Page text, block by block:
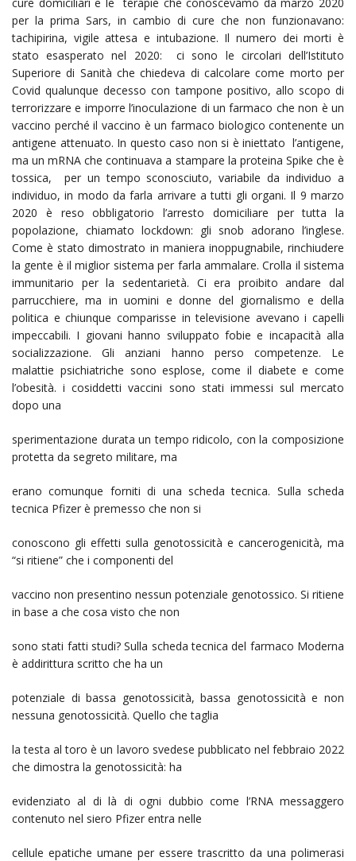
per la prima Sars, in cambio di cure che non funzionavano:
tachipirina, vigile attesa e intubazione. Il numero dei morti è
stato esasperato nel 2020: ci sono le circolari dell’Istituto
Superiore di Sanità che chiedeva di calcolare come morto per
Covid qualunque decesso con tampone positivo, allo scopo di
terrorizzare e imporre l’inoculazione di un farmaco che non è un
vaccino perché il vaccino è un farmaco biologico contenente un
antigene attenuato. In questo caso non si è iniettato l’antigene,
ma un mRNA che continuava a stampare la proteina Spike che è
tossica, per un tempo sconosciuto, variabile da individuo a
individuo, in modo da farla arrivare a tutti gli organi. Il 9 marzo
2020 è reso obbligatorio l’arresto domiciliare per tutta la
popolazione, chiamato lockdown: gli snob adorano l’inglese.
Come è stato dimostrato in maniera inoppugnabile, rinchiudere
la gente è il miglior sistema per farla ammalare. Crolla il sistema
immunitario per la sedentarietà. Ci era proibito andare dal
parrucchiere, ma in uomini e donne del giornalismo e della
politica e chiunque comparisse in televisione avevano i capelli
impeccabili. I giovani hanno sviluppato fobie e incapacità alla
socializzazione. Gli anziani hanno perso competenze. Le
malattie psichiatriche sono esplose, come il diabete e come
l’obesità. i cosiddetti vaccini sono stati immessi sul mercato
dopo una
sperimentazione durata un tempo ridicolo, con la composizione
protetta da segreto militare, ma
erano comunque forniti di una scheda tecnica. Sulla scheda
tecnica Pfizer è premesso che non si
conoscono gli effetti sulla genotossicità e cancerogenicità, ma
“si ritiene” che i componenti del
vaccino non presentino nessun potenziale genotossico. Si ritiene
in base a che cosa visto che non
sono stati fatti studi? Sulla scheda tecnica del farmaco Moderna
è addirittura scritto che ha un
potenziale di bassa genotossicità, bassa genotossicità e non
nessuna genotossicità. Quello che taglia
la testa al toro è un lavoro svedese pubblicato nel febbraio 2022
che dimostra la genotossicità: ha
evidenziato al di là di ogni dubbio come l’RNA messaggero
contenuto nel siero Pfizer entra nelle
cellule epatiche umane per essere trascritto da una polimerasi